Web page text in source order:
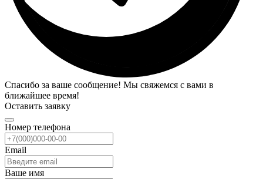
Спасибо за ваше сообщение! Мы свяжемся с вами в
ближайшее время!
Оставить заявку
Номер телефона
Email
Ваше имя